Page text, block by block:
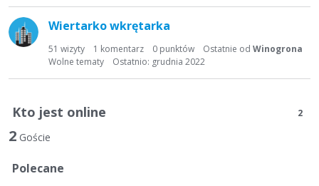
a
d
y
u
y
j
n
a
Wiertarko wkrętarka
51 wizyty 1 komentarz 0 punktów Ostatnie od Winogrona
Ostatnio: grudnia 2022
Wolne tematy
Kto jest online 2
2 Goście
Polecane